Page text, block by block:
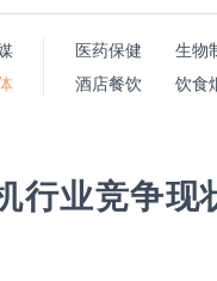
医药保健 生物
酒店餐饮
饮食
行业竞争现